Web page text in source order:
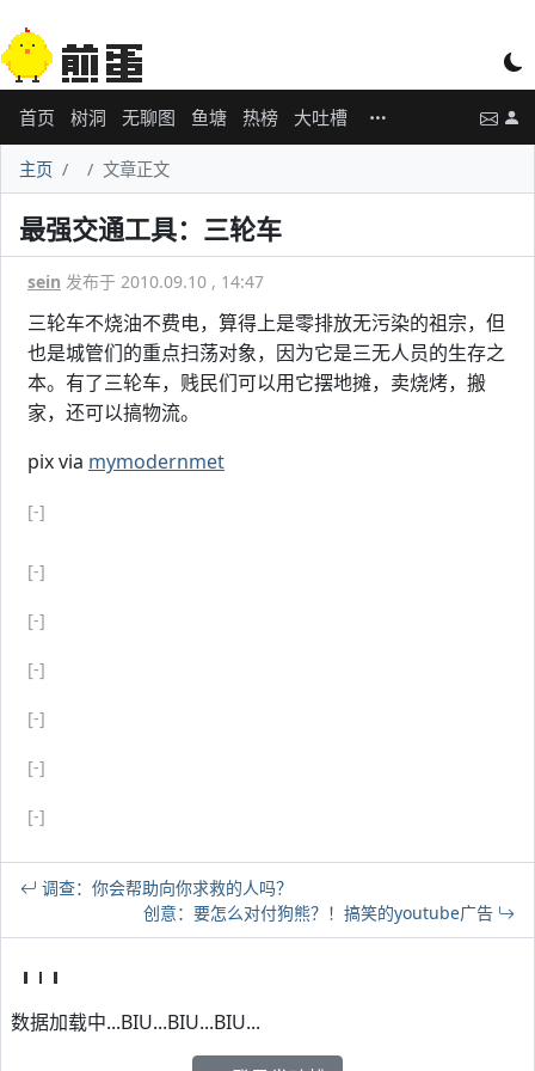
首页 树洞 无聊图 鱼塘 热榜 大吐槽
主页 文章正文
最强交通工具：三轮车
sein 发布于 2010.09.10 , 14:47
三轮车不烧油不费电，算得上是零排放无污染的祖宗，但
也是城管们的重点扫荡对象，因为它是三无人员的生存之
本。有了三轮车，贱民们可以用它摆地摊，卖烧烤，搬
家，还可以搞物流。
pix via mymodernmet
[-]
[-]
[-]
[-]
[-]
[-]
[-]
调查：你会帮助向你求救的人吗？
创意：要怎么对付狗熊？！搞笑的youtube广告
数据加载中...BIU...BIU...BIU...